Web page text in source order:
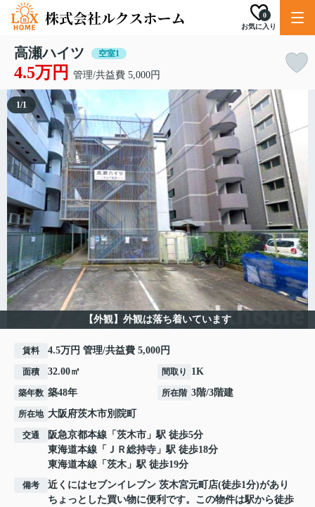
お気に入り
0
高瀬ハイツ 空室1
4.5万円 管理/共益費 5,000円
【外観】外観は落ち着いています
1/1
賃料 4.5万円 管理/共益費 5,000円
面積 32.00㎡ 間取り 1K
築年数 築48年 所在階 3階/3階建
所在地 大阪府茨木市別院町
交通 阪急京都本線 「 茨木市 」駅 徒歩5分
東海道本線 「 ＪＲ総持寺 」駅 徒歩18分
東海道本線 「 茨木 」駅 徒歩19分
備考
近くにはセブンイレブン 茨木宮元町店(徒歩1分)があり
ちょっとした買い物に便利です。この物件は駅から徒歩